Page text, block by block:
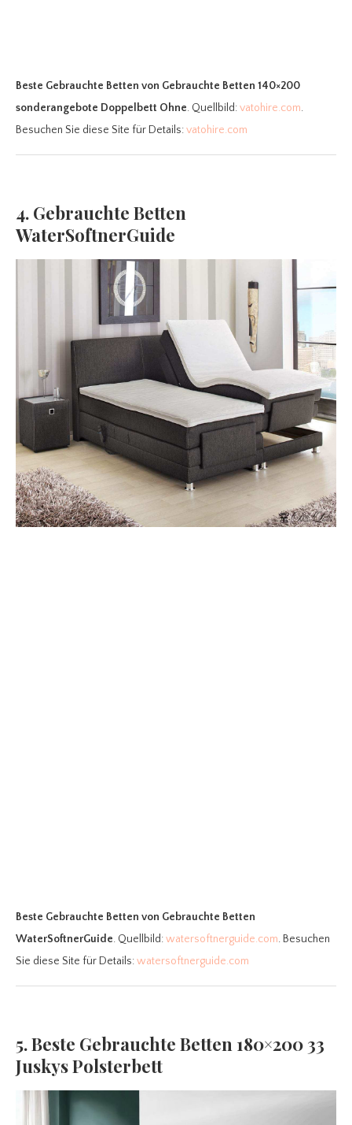
Beste Gebrauchte Betten von Gebrauchte Betten 140×200
sonderangebote Doppelbett Ohne. Quellbild:vatohire.com.
Besuchen Sie diese Site für Details:vatohire.com
4. Gebrauchte Betten
WaterSoftnerGuide
Beste Gebrauchte Betten von Gebrauchte Betten
WaterSoftnerGuide. Quellbild:watersoftnerguide.com. Besuchen
Sie diese Site für Details:watersoftnerguide.com
5. Beste Gebrauchte Betten 180×200 33
Juskys Polsterbett